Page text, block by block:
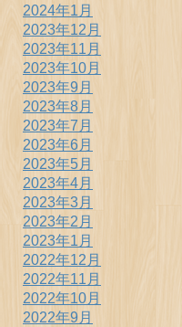
2024年1月
2023年12月
2023年11月
2023年10月
2023年9月
2023年8月
2023年7月
2023年6月
2023年5月
2023年4月
2023年3月
2023年2月
2023年1月
2022年12月
2022年11月
2022年10月
2022年9月